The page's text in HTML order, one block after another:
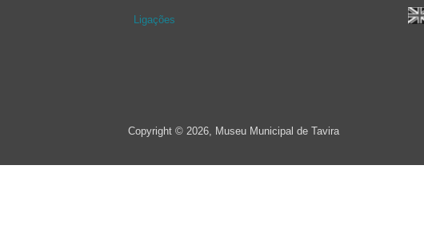
Ligações
Copyright © 2026, Museu Municipal de Tavira